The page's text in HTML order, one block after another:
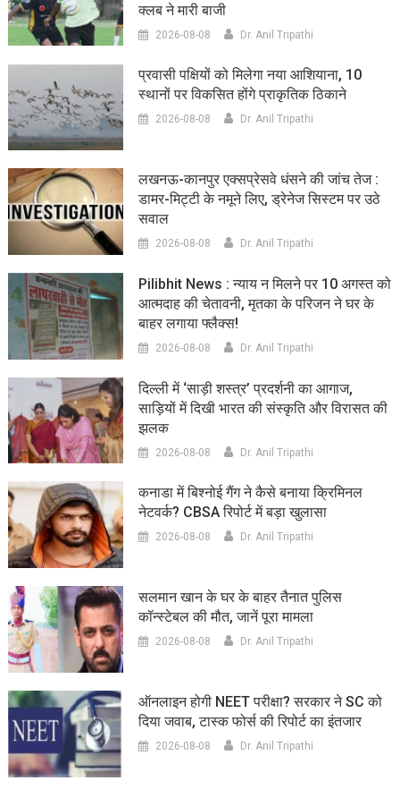
क्लब ने मारी बाजी
2026-08-08 Dr. Anil Tripathi
प्रवासी पक्षियों को मिलेगा नया आशियाना, 10
स्थानों पर विकसित होंगे प्राकृतिक ठिकाने
2026-08-08 Dr. Anil Tripathi
लखनऊ-कानपुर एक्सप्रेसवे धंसने की जांच तेज :
डामर-मिट्टी के नमूने लिए, ड्रेनेज सिस्टम पर उठे
सवाल
2026-08-08 Dr. Anil Tripathi
Pilibhit News : न्याय न मिलने पर 10 अगस्त को
आत्मदाह की चेतावनी, मृतका के परिजन ने घर के
बाहर लगाया फ्लैक्स!
2026-08-08 Dr. Anil Tripathi
दिल्ली में ‘साड़ी शस्त्र’ प्रदर्शनी का आगाज,
साड़ियों में दिखी भारत की संस्कृति और विरासत की
झलक
2026-08-08 Dr. Anil Tripathi
कनाडा में बिश्नोई गैंग ने कैसे बनाया क्रिमिनल
नेटवर्क? CBSA रिपोर्ट में बड़ा खुलासा
2026-08-08 Dr. Anil Tripathi
सलमान खान के घर के बाहर तैनात पुलिस
कॉन्स्टेबल की मौत, जानें पूरा मामला
2026-08-08 Dr. Anil Tripathi
ऑनलाइन होगी NEET परीक्षा? सरकार ने SC को
दिया जवाब, टास्क फोर्स की रिपोर्ट का इंतजार
2026-08-08 Dr. Anil Tripathi